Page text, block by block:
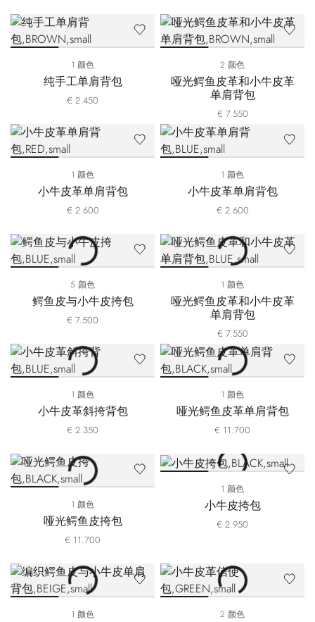
1 颜色
纯手工单肩背包
€ 2.450
2 颜色
哑光鳄鱼皮革和小牛皮革
单肩背包
€ 7.550
1 颜色
小牛皮革单肩背包
€ 2.600
1 颜色
小牛皮革单肩背包
€ 2.600
5 颜色
鳄鱼皮与小牛皮挎包
€ 7.500
1 颜色
哑光鳄鱼皮革和小牛皮革
单肩背包
€ 7.550
1 颜色
小牛皮革斜挎背包
€ 2.350
1 颜色
哑光鳄鱼皮革单肩背包
€ 11.700
1 颜色
哑光鳄鱼皮挎包
€ 11.700
1 颜色
小牛皮挎包
€ 2.950
1 颜色 2 颜色